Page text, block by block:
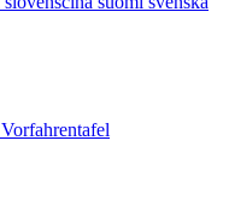
Vorfahrentafel